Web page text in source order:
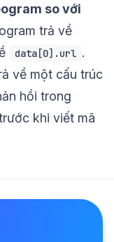
so với
trả về
data[0].url .
về một cấu trúc
hồi trong
khi viết mã